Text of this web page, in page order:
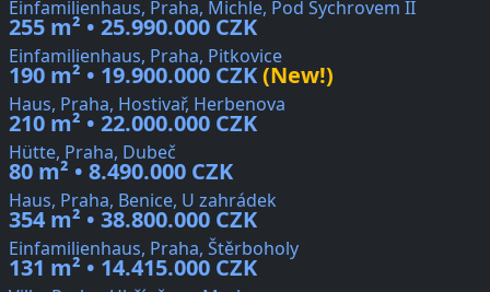
Einfamilienhaus, Praha, Michle, Pod Sychrovem II
255 m² • 25.990.000 CZK
Einfamilienhaus, Praha, Pitkovice
190 m² • 19.900.000 CZK(New!)
Haus, Praha, Hostivař, Herbenova
210 m² • 22.000.000 CZK
Hütte, Praha, Dubeč
80 m² • 8.490.000 CZK
Haus, Praha, Benice, U zahrádek
354 m² • 38.800.000 CZK
Einfamilienhaus, Praha, Štěrboholy
131 m² • 14.415.000 CZK